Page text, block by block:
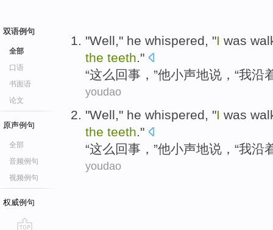
双语例句
全部
口语
书面语
论文
原声例句
全部
音频例句
视频例句
权威例句
"Well," he whispered, "I was
the teeth."
“这么回事 ，”他小声地说 ，“我沿
youdao
"Well," he whispered, "I was
the teeth."
“这么回事 ，”他小声地说 ，“我沿
youdao